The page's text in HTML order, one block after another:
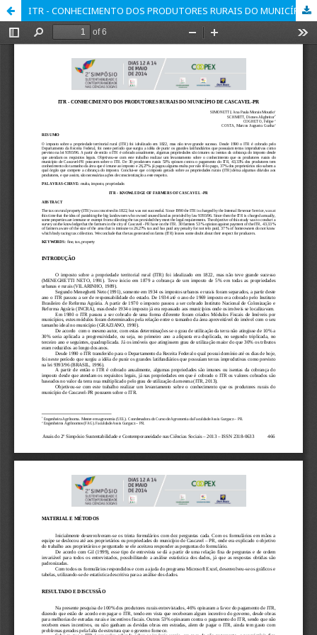
ITR - CONHECIMENTO DOS PRODUTORES RURAIS DO MUNICÍPIO DE CASCAVEL-PR